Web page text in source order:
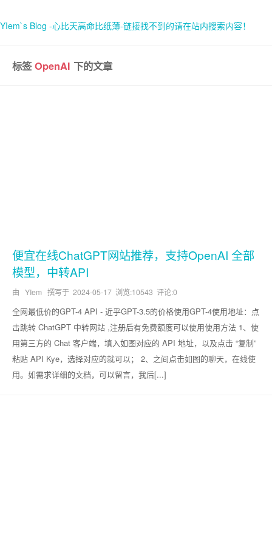
YIem`s Blog -心比天高命比纸薄-链接找不到的请在站内搜索内容！
首页
标签OpenAI 下的文章
便宜在线ChatGPT网站推荐，支持OpenAI 全部
模型，中转API
由 YIem 撰写于 2024-05-17 浏览:10543 评论:0
全网最低价的GPT-4 API - 近乎GPT-3.5的价格使用GPT-4使用地址：点
击跳转 ChatGPT 中转网站 ,注册后有免费额度可以使用使用方法 1、使
用第三方的 Chat 客户端，填入如图对应的 API 地址，以及点击 “复制”
粘贴 API Kye，选择对应的就可以； 2、之间点击如图的聊天，在线使
用。如需求详细的文档，可以留言，我后[...]